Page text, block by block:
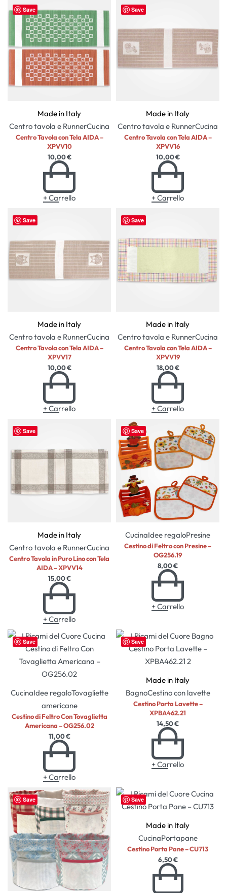
Save
Made in Italy
Centro tavola e RunnerCucina
Centro Tavola con Tela AIDA –
XPVV10
10,00€
+ Carrello
Save
Made in Italy
Centro tavola e RunnerCucina
Centro Tavola con Tela AIDA –
XPVV16
10,00€
+ Carrello
Save
Made in Italy
Centro tavola e RunnerCucina
Centro Tavola con Tela AIDA –
XPVV17
10,00€
+ Carrello
Save
Made in Italy
Centro tavola e RunnerCucina
Centro Tavola con Tela AIDA –
XPVV19
18,00€
+ Carrello
Save
Made in Italy
Centro tavola e RunnerCucina
Centro Tavola in Puro Lino con Tela
AIDA – XPVV14
15,00€
+ Carrello
Save
CucinaIdee regaloPresine
Cestino di Feltro con Presine –
OG256.19
8,00€
+ Carrello
Save
CucinaIdee regaloTovagliette
americane
Cestino di Feltro Con Tovaglietta
Americana – OG256.02
11,00€
+ Carrello
Save
Made in Italy
BagnoCestino con lavette
Cestino Porta Lavette –
XPBA462.21
14,50€
+ Carrello
Save Save
Made in Italy
CucinaPortapane
Cestino Porta Pane – CU713
6,50€